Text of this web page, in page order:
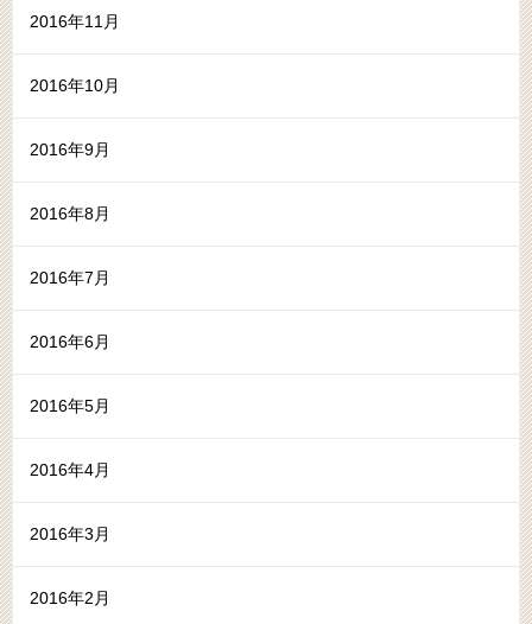
2016年11月
2016年10月
2016年9月
2016年8月
2016年7月
2016年6月
2016年5月
2016年4月
2016年3月
2016年2月